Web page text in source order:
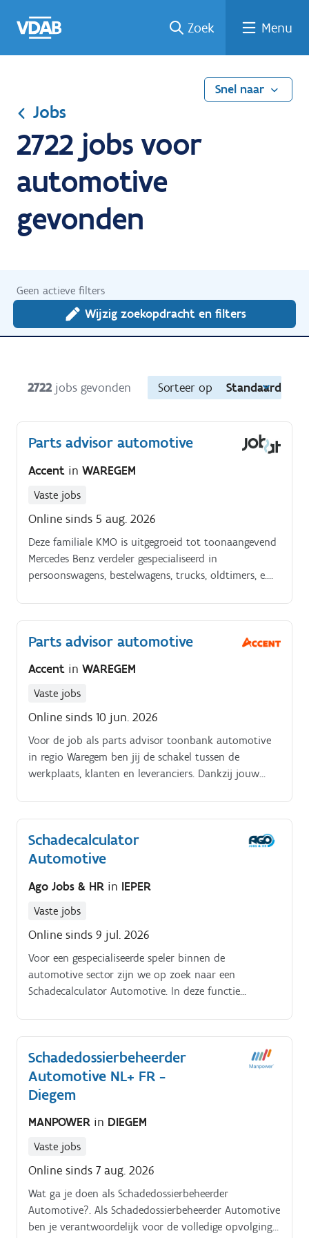
naar
een
een
job
naar
Zoek Menu
Snel naar
Jobs
2722 jobs voor
automotive
gevonden
Geen actieve filters
Wijzig zoekopdracht en filters
2722 jobs gevonden Sorteer op Standaard
Parts advisor automotive
Accent in WAREGEM
Vaste jobs
Online sinds 5 aug. 2026
Deze familiale KMO is uitgegroeid tot toonaangevend
Mercedes Benz verdeler gespecialiseerd in
persoonswagens, bestelwagens, trucks, oldtimers, e.
eigen carrosserieafdeling waarbij een uitstekende
service op nummer 1 staat.
Parts advisor automotive
Accent in WAREGEM
Vaste jobs
Online sinds 10 jun. 2026
Voor de job als parts advisor toonbank automotive
in regio Waregem ben jij de schakel tussen de
werkplaats, klanten en leveranciers. Dankzij jouw
moment beschikbaar zijn.
Schadecalculator
Automotive
Ago Jobs & HR in IEPER
Vaste jobs
Online sinds 9 jul. 2026
Voor een gespecialiseerde speler binnen de
automotive sector zijn we op zoek naar een
Schadecalculator Automotive. In deze functie
vertaal je technische informatie naar een correcte
inschatting van de nodige herstellingen.
Schadedossierbeheerder
Automotive NL+ FR -
Diegem
MANPOWER in DIEGEM
Vaste jobs
Online sinds 7 aug. 2026
Wat ga je doen als Schadedossierbeheerder
Automotive?. Als Schadedossierbeheerder Automotive
ben je verantwoordelijk voor de volledige opvolging